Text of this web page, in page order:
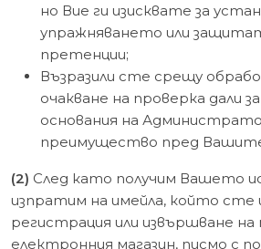
но Вие ги изисквате за
упражняването или
претенции;
Възразили сте срещу
очакване на проверка дали
основания на
преимущество пред
(2) След като получим Вашето
изпратим на имейла, който сте
регистрация или извършване на
електронния магазин, писмо с